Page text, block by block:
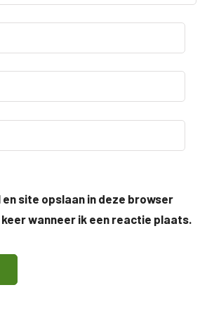
en site opslaan in deze browser
wanneer ik een reactie plaats.